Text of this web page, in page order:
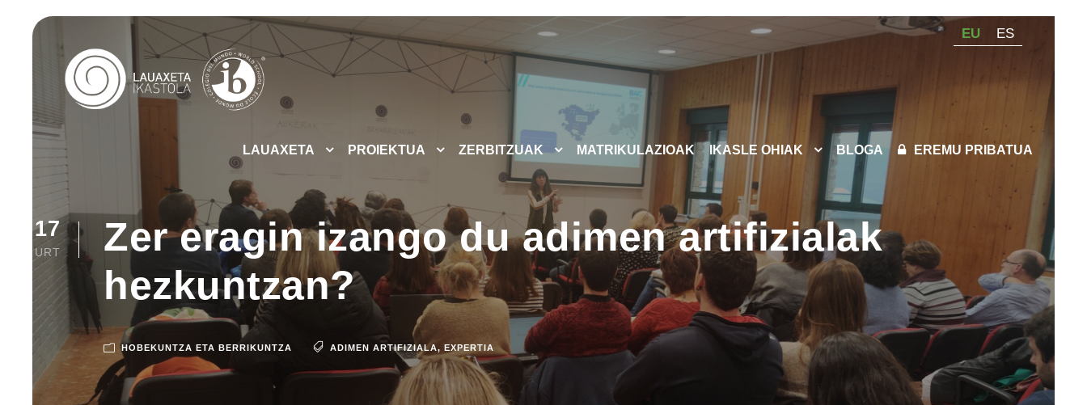
EU ES
LAUAXETA PROIEKTUA ZERBITZUAK MATRIKULAZIOAK IKASLE OHIAK BLOGA EREMU PRIBATUA
17
URT
Zer eragin izango du adimen artifizialak
hezkuntzan?
HOBEKUNTZA ETA BERRIKUNTZA ADIMEN ARTIFIZIALA, EXPERTIA